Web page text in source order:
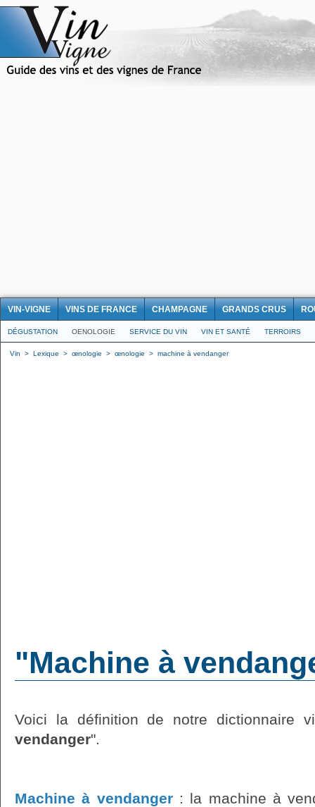
VIN-VIGNE VINS DE FRANCE CHAMPAGNE GRANDS CRUS
DÉGUSTATION OENOLOGIE SERVICE DU VIN VIN ET SANTÉ TERROIRS
Vin > Lexique > œnologie > œnologie > machine à vendanger
"Machine à
Voici la définition de notre dictionnaire
vendanger".
Machine à vendanger: la machine à